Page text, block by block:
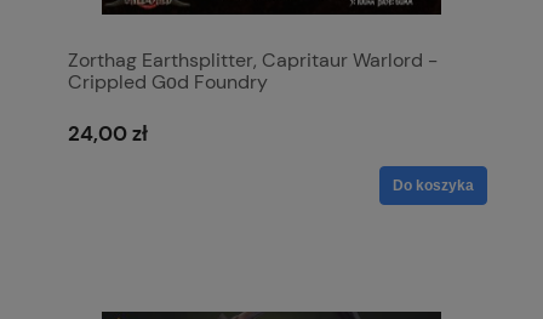
Zorthag Earthsplitter, Capritaur Warlord -
Crippled Gοd Foundry
24,00 zł
Do koszyka